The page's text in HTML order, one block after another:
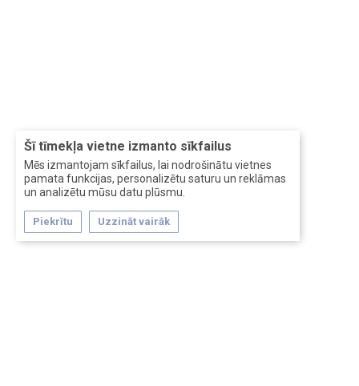
Šī tīmekļa vietne izmanto sīkfailus
Mēs izmantojam sīkfailus, lai nodrošinātu vietnes
pamata funkcijas, personalizētu saturu un reklāmas
un analizētu mūsu datu plūsmu.
Piekrītu Uzzināt vairāk